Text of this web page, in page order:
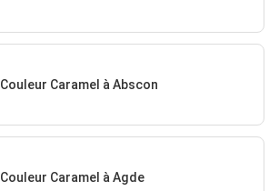
Couleur Caramel à Abscon
Couleur Caramel à Agde